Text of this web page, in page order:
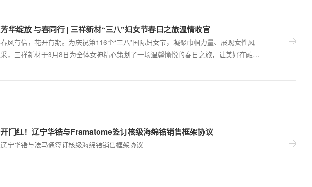
芳华绽放 与春同行 | 三祥新材“三八”妇女节春日之旅温情收官
春风有信，花开有期。为庆祝第116个“三八”国际妇女节，凝聚巾帼力量、展现女性风
采，三祥新材于3月8日为全体女神精心策划了一场温馨愉悦的春日之旅，让美好在融融
开门红！辽宁华锆与Framatome签订核级海绵锆销售框架协议
辽宁华锆与法马通签订核级海绵锆销售框架协议